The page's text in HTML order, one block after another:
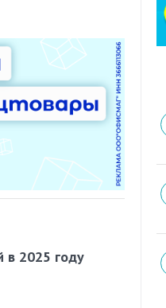
в 2025 году